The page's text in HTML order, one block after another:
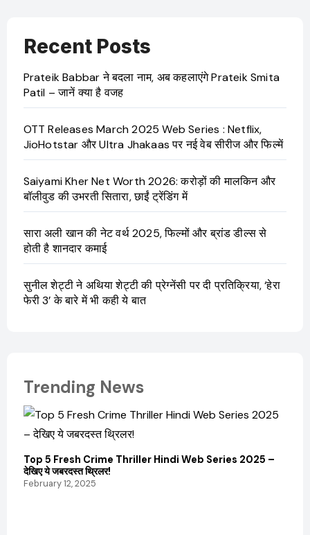
Recent Posts
Prateik Babbar ने बदला नाम, अब कहलाएंगे Prateik Smita
Patil – जानें क्या है वजह
OTT Releases March 2025 Web Series : Netflix,
JioHotstar और Ultra Jhakaas पर नई वेब सीरीज और फिल्में
Saiyami Kher Net Worth 2026: करोड़ों की मालकिन और
बॉलीवुड की उभरती सितारा, छाईं ट्रेंडिंग में
सारा अली खान की नेट वर्थ 2025, फिल्मों और ब्रांड डील्स से
होती है शानदार कमाई
सुनील शेट्टी ने अथिया शेट्टी की प्रेग्नेंसी पर दी प्रतिक्रिया, ‘हेरा
फेरी 3’ के बारे में भी कही ये बात
Trending News
Top 5 Fresh Crime Thriller Hindi Web Series 2025 –
देखिए ये जबरदस्त थ्रिलर!
February 12, 2025